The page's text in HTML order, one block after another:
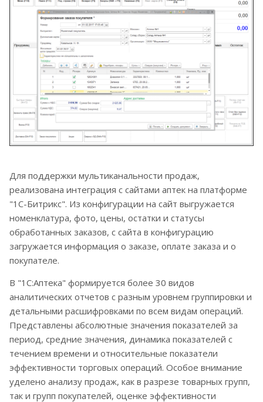
Для поддержки мультиканальности продаж,
реализована интеграция с сайтами аптек на платформе
"1С-Битрикс". Из конфигурации на сайт выгружается
номенклатура, фото, цены, остатки и статусы
обработанных заказов, с сайта в конфигурацию
загружается информация о заказе, оплате заказа и о
покупателе.
В "1С:Аптека" формируется более 30 видов
аналитических отчетов с разным уровнем группировки и
детальными расшифровками по всем видам операций.
Представлены абсолютные значения показателей за
период, средние значения, динамика показателей с
течением времени и относительные показатели
эффективности торговых операций. Особое внимание
уделено анализу продаж, как в разрезе товарных групп,
так и групп покупателей, оценке эффективности